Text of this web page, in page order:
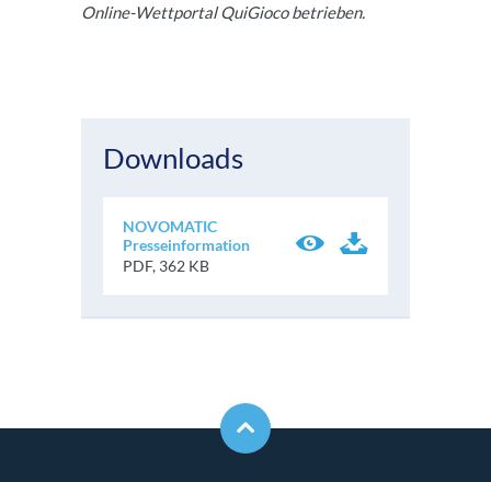
Online-Wettportal QuiGioco betrieben.
Downloads
NOVOMATIC
Presseinformation
PDF, 362 KB